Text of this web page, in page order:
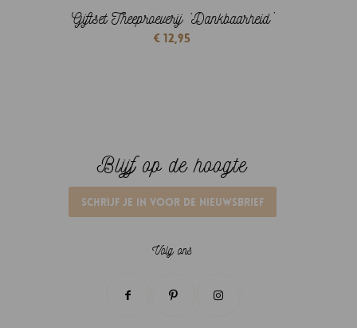
Giftset Theeproeverij ‘Dankbaarheid’
€ 12,95
Blijf op de hoogte
Schrijf je in voor de nieuwsbrief
Volg ons